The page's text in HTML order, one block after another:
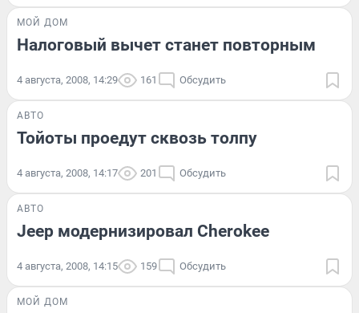
МОЙ ДОМ
Налоговый вычет станет повторным
4 августа, 2008, 14:29 161 Обсудить
АВТО
Тойоты проедут сквозь толпу
4 августа, 2008, 14:17 201 Обсудить
АВТО
Jeep модернизировал Cherokee
4 августа, 2008, 14:15 159 Обсудить
МОЙ ДОМ